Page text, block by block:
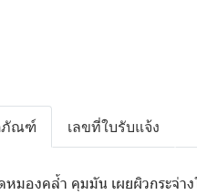
ภัณฑ์ เลขที่ใบรับแจ้ง
องคล้ำ คุมมัน เผยผิวกระจ่าง